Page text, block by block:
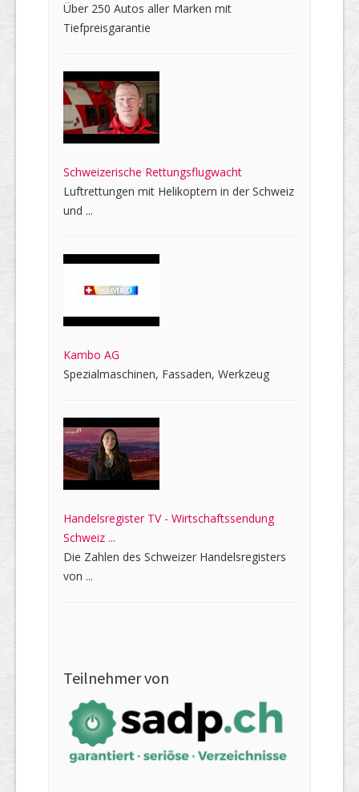
Über 250 Autos aller Marken mit
Tiefpreisgarantie
Schweizerische Rettungsflugwacht
Luftrettungen mit Helikoptern in der Schweiz
und ...
Kambo AG
Spezialmaschinen, Fassaden, Werkzeug
Handelsregister TV - Wirtschaftssendung
Schweiz ...
Die Zahlen des Schweizer Handelsregisters
von ...
Teilnehmer von